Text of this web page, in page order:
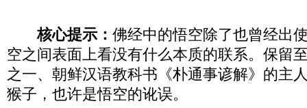
核心提示： 佛经中的悟空除了也曾经出
空之间表面上看没有什么本质的联系。保留
之一、朝鲜汉语教科书《朴通事谚解》的主
猴子，也许是悟空的讹误。